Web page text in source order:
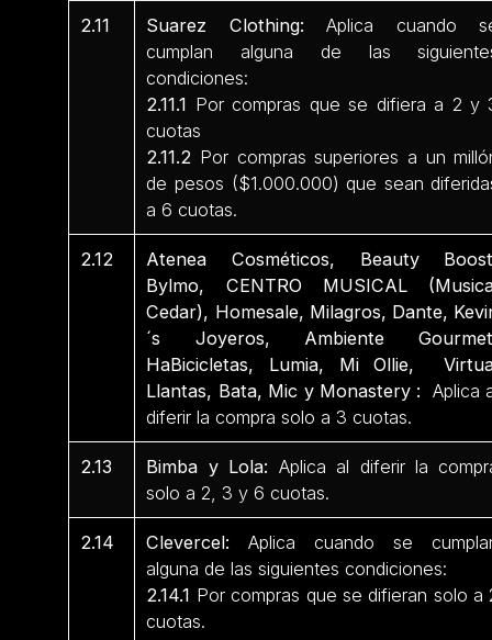
2.11 Suarez Clothing:Aplica cuando
cumplan alguna de las
condiciones:
2.11.1 Por compras que se difiera a 2 y
cuotas
2.11.2 Por compras superiores a un
de pesos ($1.000.000) que sean
a 6 cuotas.
2.12
Atenea Cosméticos, Beauty
Bylmo, CENTRO MUSICAL
Cedar), Homesale, Milagros, Dante,
´s Joyeros, Ambiente
HaBicicletas, Lumia, Mi Ollie,
Llantas, Bata, Mic y Monastery :Aplica
diferir la compra solo a 3 cuotas.
2.13 Bimba y Lola: Aplica al diferir la
solo a 2, 3 y 6 cuotas.
2.14 Clevercel:Aplica cuando se
alguna de las siguientes condiciones:
2.14.1 Por compras que se difieran solo a
cuotas.